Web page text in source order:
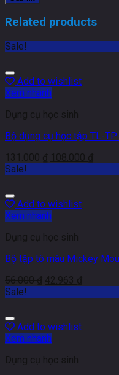
Related products
Sale!
Add to wishlist
Xem nhanh
Dụng cụ học sinh
Bộ dụng cụ học tập TL-
131.000₫ 108.000 ₫
Sale!
Add to wishlist
Xem nhanh
Dụng cụ học sinh
Bộ tập tô màu Mickey
56.000₫ 42.963 ₫
Sale!
Add to wishlist
Xem nhanh
Dụng cụ học sinh